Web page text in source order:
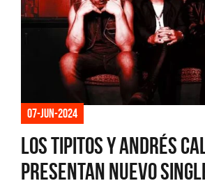
07-jun-2024
Los Tipitos y Andrés
presentan nuevo